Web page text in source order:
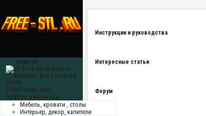
Главная
Панно и картины
Мебель и интерьер
Мебель, кровати , столы
Интерьер, декор, капители
Инструкции и руководства
Интересные статьи
Форум